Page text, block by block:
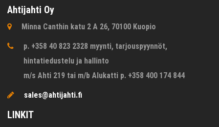
Ahtijahti Oy
Minna Canthin katu 2 A 26, 70100 Kuopio
p. +358 40 823 2328 myynti, tarjouspyynnöt,
hintatiedustelu ja hallinto
m/s Ahti 219 tai m/b Alukatti p. +358 400 174 844
sales@ahtijahti.fi
LINKIT